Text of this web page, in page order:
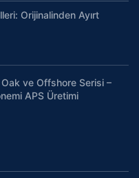
Orijinalinden Ayırt
ve Offshore Serisi –
APS Üretimi